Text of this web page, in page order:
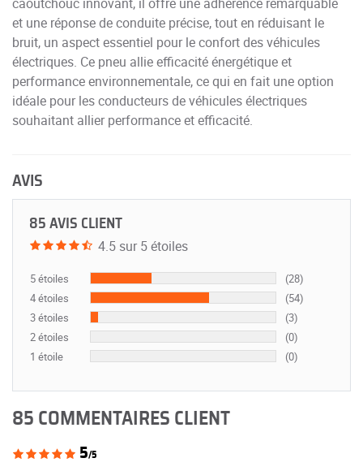
et une réponse de conduite précise, tout en réduisant le
bruit, un aspect essentiel pour le confort des véhicules
électriques. Ce pneu allie efficacité énergétique et
performance environnementale, ce qui en fait une option
idéale pour les conducteurs de véhicules électriques
souhaitant allier performance et efficacité.
AVIS
85 AVIS CLIENT
4.5 sur 5 étoiles
5 étoiles
(28)
4 étoiles
(54)
3 étoiles
(3)
2 étoiles
(0)
1 étoile
(0)
85 COMMENTAIRES CLIENT
5/5